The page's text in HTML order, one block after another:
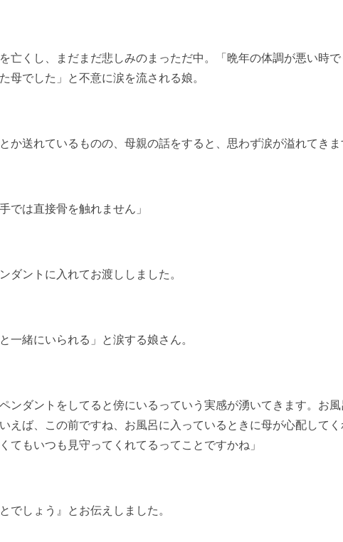
亡くし、まだまだ悲しみのまっただ中。「晩年の体調が悪い時
母でした」と不意に涙を流される娘。
か送れているものの、母親の話をすると、思わず涙が溢れてきま
では直接骨を触れません」
ダントに入れてお渡ししました。
一緒にいられる」と涙する娘さん。
ペンダントをしてると傍にいるっていう実感が湧いてきます。お
えば、この前ですね、お風呂に入っているときに母が心配して
てもいつも見守ってくれてるってことですかね」
でしょう』とお伝えしました。